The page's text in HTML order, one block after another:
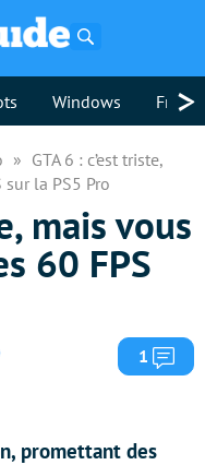
Windows >
GTA 6 : c’est triste,
la PS5 Pro
mais vous
60 FPS
1
promettant des